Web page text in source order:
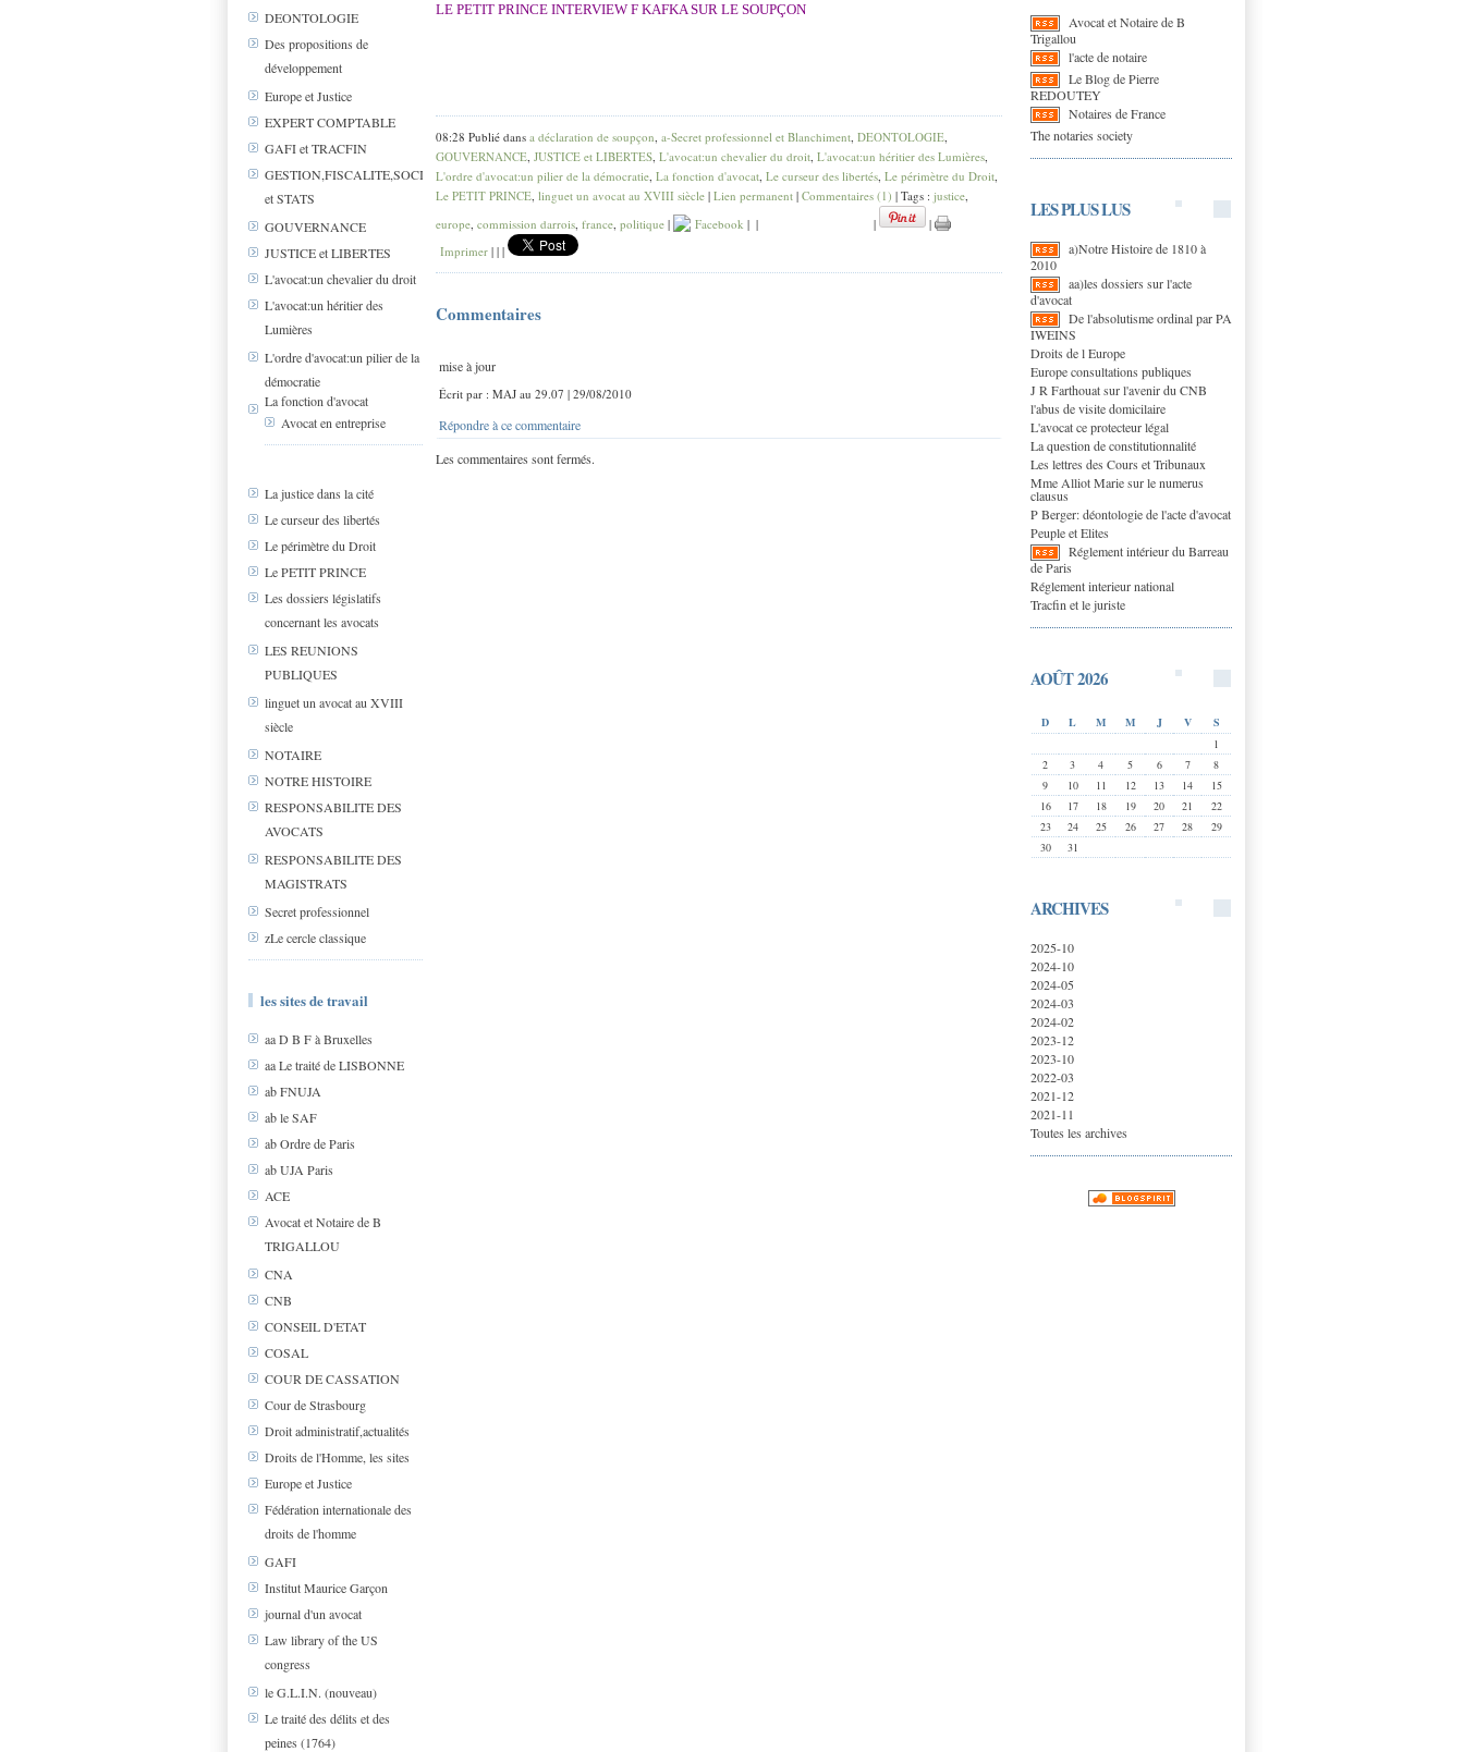
DEONTOLOGIE
Des propositions de
développement
Europe et Justice
EXPERT COMPTABLE
GAFI et TRACFIN
GESTION,FISCALITE,SOCIAL
et STATS
GOUVERNANCE
JUSTICE et LIBERTES
L'avocat:un chevalier du droit
L'avocat:un héritier des
Lumières
L'ordre d'avocat:un pilier de la
démocratie
La fonction d'avocat
Avocat en entreprise
La justice dans la cité
Le curseur des libertés
Le périmètre du Droit
Le PETIT PRINCE
Les dossiers législatifs
concernant les avocats
LES REUNIONS
PUBLIQUES
linguet un avocat au XVIII
siècle
NOTAIRE
NOTRE HISTOIRE
RESPONSABILITE DES
AVOCATS
RESPONSABILITE DES
MAGISTRATS
Secret professionnel
zLe cercle classique
les sites de travail
aa D B F à Bruxelles
aa Le traité de LISBONNE
ab FNUJA
ab le SAF
ab Ordre de Paris
ab UJA Paris
ACE
Avocat et Notaire de B
TRIGALLOU
CNA
CNB
CONSEIL D'ETAT
COSAL
COUR DE CASSATION
Cour de Strasbourg
Droit administratif,actualités
Droits de l'Homme, les sites
Europe et Justice
Fédération internationale des
droits de l'homme
GAFI
Institut Maurice Garçon
journal d'un avocat
Law library of the US
congress
le G.L.I.N. (nouveau)
Le traité des délits et des
peines (1764)
Avocat et Notaire de B
Trigallou
l'acte de notaire
Le Blog de Pierre
REDOUTEY
Notaires de France
The notaries society
LES PLUS LUS
a)Notre Histoire de 1810 à
2010
aa)les dossiers sur l'acte
d'avocat
De l'absolutisme ordinal par PA
IWEINS
Droits de l Europe
Europe consultations publiques
J R Farthouat sur l'avenir du CNB
l'abus de visite domicilaire
L'avocat ce protecteur légal
La question de constitutionnalité
Les lettres des Cours et Tribunaux
Mme Alliot Marie sur le numerus
clausus
P Berger: déontologie de l'acte d'avocat
Peuple et Elites
Réglement intérieur du Barreau
de Paris
Réglement interieur national
Tracfin et le juriste
AOÛT 2026
D L M M J V
S
1
2
3 4 5 6 7
8
9
10 11 12 13 14
15
16
17 18 19 20 21
22
23
24 25 26 27 28
29
30
31
ARCHIVES
2025-10
2024-10
2024-05
2024-03
2024-02
2023-12
2023-10
2022-03
2021-12
2021-11
Toutes les archives
LE PETIT PRINCE INTERVIEW F KAFKA SUR LE SOUPÇON
08:28 Publié dans a déclaration de soupçon, a-Secret professionnel et Blanchiment, DEONTOLOGIE,
GOUVERNANCE, JUSTICE et LIBERTES, L'avocat:un chevalier du droit, L'avocat:un héritier des Lumières,
L'ordre d'avocat:un pilier de la démocratie, La fonction d'avocat, Le curseur des libertés, Le périmètre du Droit,
Le PETIT PRINCE, linguet un avocat au XVIII siècle | Lien permanent | Commentaires (1) | Tags : justice,
europe, commission darrois, france, politique | Facebook | | |
|
Imprimer | | |
Commentaires
mise à jour
Écrit par : MAJ au 29.07 | 29/08/2010
Répondre à ce commentaire
Les commentaires sont fermés.